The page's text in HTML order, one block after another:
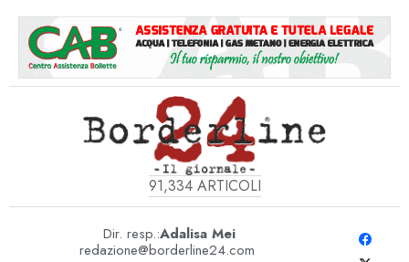
91,334ARTICOLI
Dir. resp.:Adalisa Mei
redazione@borderline24.com